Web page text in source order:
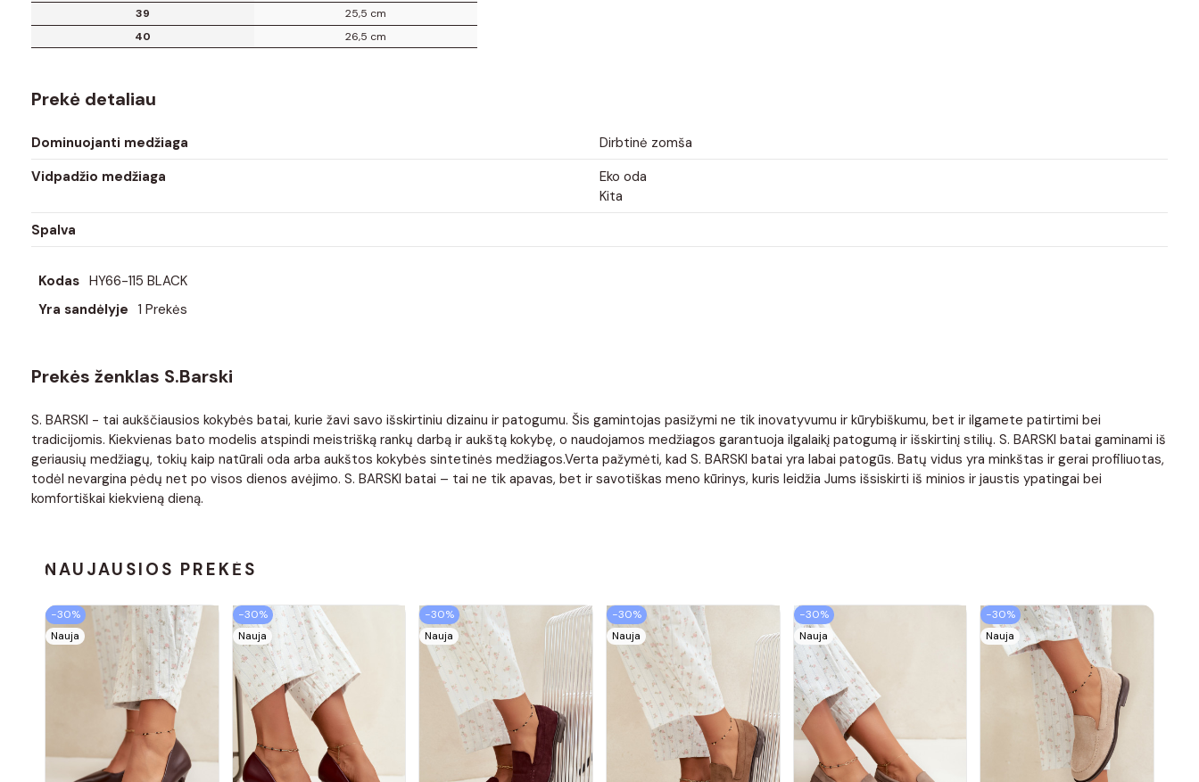
39
25,5 cm
40
26,5 cm
Prekė detaliau
Dominuojanti medžiaga
Dirbtinė zomša
Vidpadžio medžiaga
Eko oda
Kita
Spalva
Kodas HY66-115 BLACK
Yra sandėlyje 1 Prekės
Prekės ženklas S.Barski
S. BARSKI - tai aukščiausios kokybės batai, kurie žavi savo išskirtiniu dizainu ir patogumu. Šis gamintojas pasižymi ne tik inovatyvumu ir kūrybiškumu, bet ir ilgamete patirtimi bei
tradicijomis. Kiekvienas bato modelis atspindi meistrišką rankų darbą ir aukštą kokybę, o naudojamos medžiagos garantuoja ilgalaikį patogumą ir išskirtinį stilių. S. BARSKI batai gaminami iš
geriausių medžiagų, tokių kaip natūrali oda arba aukštos kokybės sintetinės medžiagos.Verta pažymėti, kad S. BARSKI batai yra labai patogūs. Batų vidus yra minkštas ir gerai profiliuotas,
todėl nevargina pėdų net po visos dienos avėjimo. S. BARSKI batai – tai ne tik apavas, bet ir savotiškas meno kūrinys, kuris leidžia Jums išsiskirti iš minios ir jaustis ypatingai bei
komfortiškai kiekvieną dieną.
NAUJAUSIOS PREKĖS
−30%
Nauja
−30%
Nauja
−30%
Nauja
−30%
Nauja
−30%
Nauja
−30%
Nauja